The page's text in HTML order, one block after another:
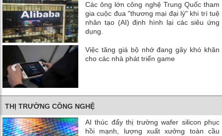
Các ông lớn công nghệ Trung Quốc tham
gia cuộc đua "thương mại đại lý" khi trí tuệ
nhân tạo (AI) định hình lại các siêu ứng
dụng.
Việc tăng giá bộ nhớ đang gây khó khăn
cho các nhà phát triển game
THỊ TRƯỜNG CÔNG NGHỆ
AI thúc đẩy thị trường wafer silicon phục
hồi mạnh, lượng xuất xưởng toàn cầu